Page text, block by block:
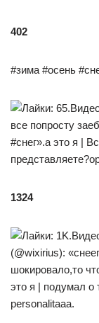
402
#зима #осень
1324